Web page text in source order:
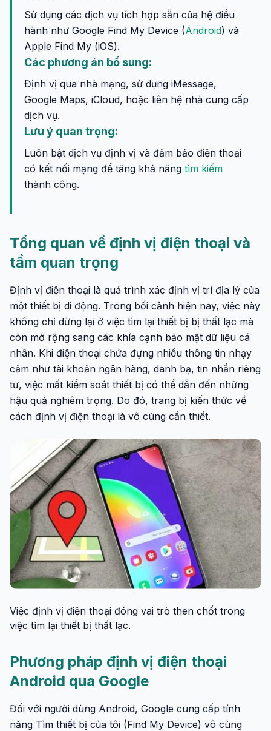
Sử dụng các dịch vụ tích hợp sẵn của hệ điều
hành như Google Find My Device (Android) và
Apple Find My (iOS).
Các phương án bổ sung:
Định vị qua nhà mạng, sử dụng iMessage,
Google Maps, iCloud, hoặc liên hệ nhà cung cấp
dịch vụ.
Lưu ý quan trọng:
Luôn bật dịch vụ định vị và đảm bảo điện thoại
có kết nối mạng để tăng khả năng tìm kiếm
thành công.
Tổng quan về định vị điện thoại và
tầm quan trọng
Định vị điện thoại là quá trình xác định vị trí địa lý của
một thiết bị di động. Trong bối cảnh hiện nay, việc này
không chỉ dừng lại ở việc tìm lại thiết bị bị thất lạc mà
còn mở rộng sang các khía cạnh bảo mật dữ liệu cá
nhân. Khi điện thoại chứa đựng nhiều thông tin nhạy
cảm như tài khoản ngân hàng, danh bạ, tin nhắn riêng
tư, việc mất kiểm soát thiết bị có thể dẫn đến những
hậu quả nghiêm trọng. Do đó, trang bị kiến thức về
cách định vị điện thoại là vô cùng cần thiết.
Việc định vị điện thoại đóng vai trò then chốt trong
việc tìm lại thiết bị thất lạc.
Phương pháp định vị điện thoại
Android qua Google
Đối với người dùng Android, Google cung cấp tính
năng Tìm thiết bị của tôi (Find My Device) vô cùng